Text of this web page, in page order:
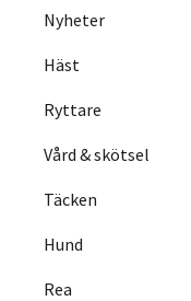
Nyheter
Häst
Ryttare
Vård & skötsel
Täcken
Hund
Rea